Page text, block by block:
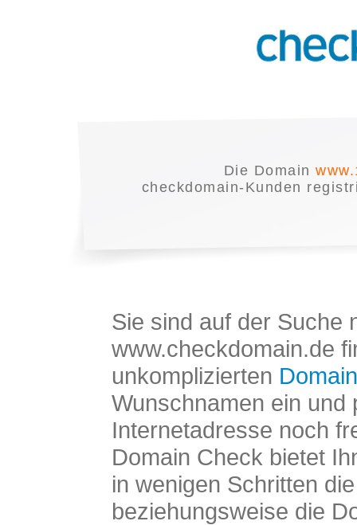
Die Domain
checkdomain-Kunden
Sie sind auf der Suche
www.checkdomain.de
unkomplizierten
Wunschnamen ein und
Internetadresse noch
Domain Check bietet
in wenigen Schritten
beziehungsweise die